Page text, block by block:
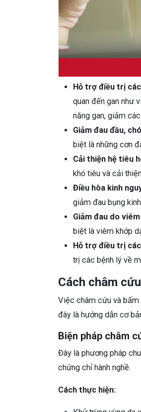
Hỗ trợ điều trị
quan đến gan như
năng gan, giảm
Giảm đau đầu,
biệt là những cơn
Cải thiện hệ tiêu
khó tiêu và cải
Điều hòa kinh
giảm đau bụng
Giảm đau do
biệt là viêm khớp
Hỗ trợ điều trị
trị các bệnh lý về
Cách châm
Việc châm cứu và
đây là hướng dẫn cơ
Biện pháp châm
Đây là phương pháp
chứng chỉ hành nghề.
Cách thực hiện: